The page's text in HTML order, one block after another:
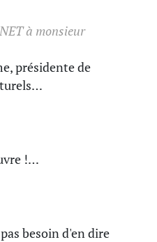
à monsieur
présidente de
!…
besoin d'en dire